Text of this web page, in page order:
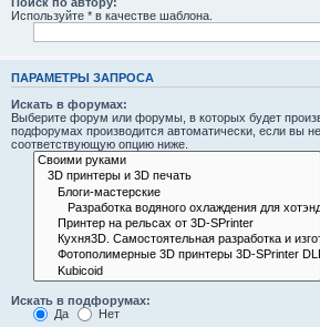
Используйте * в качестве шаблона.
ПАРАМЕТРЫ ЗАПРОСА
Искать в форумах:
Выберите форум или форумы, в которых будет
подфорумах производится автоматически, если вы
соответствующую опцию ниже.
Искать в подфорумах:
Да
Нет